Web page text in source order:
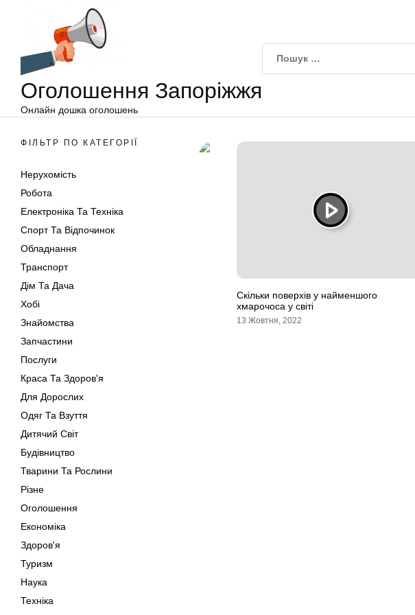
Оголошення Запоріжжя
Онлайн дошка оголошень
ФІЛЬТР ПО КАТЕГОРІЇ
Нерухомість
Робота
Електроніка Та Техніка
Спорт Та Відпочинок
Обладнання
Транспорт
Дім Та Дача
Хобі
Знайомства
Запчастини
Послуги
Краса Та Здоров'я
Для Дорослих
Одяг Та Взуття
Дитячий Світ
Будівництво
Тварини Та Рослини
Різне
Оголошення
Економіка
Здоров'я
Туризм
Наука
Техніка
Скільки поверхів у найменшого
хмарочоса у світі
13 Жовтня, 2022